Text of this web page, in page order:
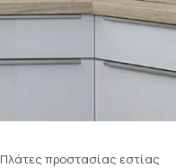
Πλάτες προστασίας εστίας